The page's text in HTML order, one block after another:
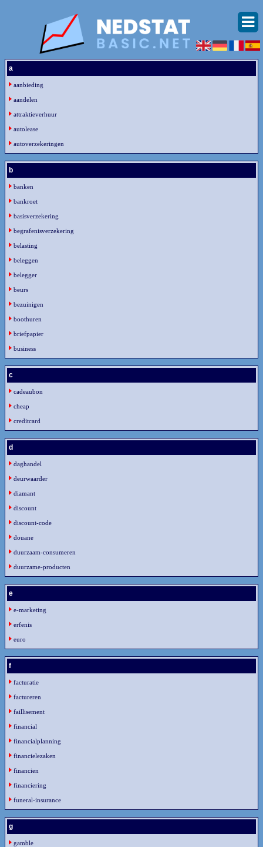
a
aanbieding
aandelen
attraktieverhuur
autolease
autoverzekeringen
b
banken
bankroet
basisverzekering
begrafenisverzekering
belasting
beleggen
belegger
beurs
bezuinigen
boothuren
briefpapier
business
c
cadeaubon
cheap
creditcard
d
daghandel
deurwaarder
diamant
discount
discount-code
douane
duurzaam-consumeren
duurzame-producten
e
e-marketing
erfenis
euro
f
facturatie
factureren
faillisement
financial
financialplanning
financielezaken
financien
financiering
funeral-insurance
g
gamble